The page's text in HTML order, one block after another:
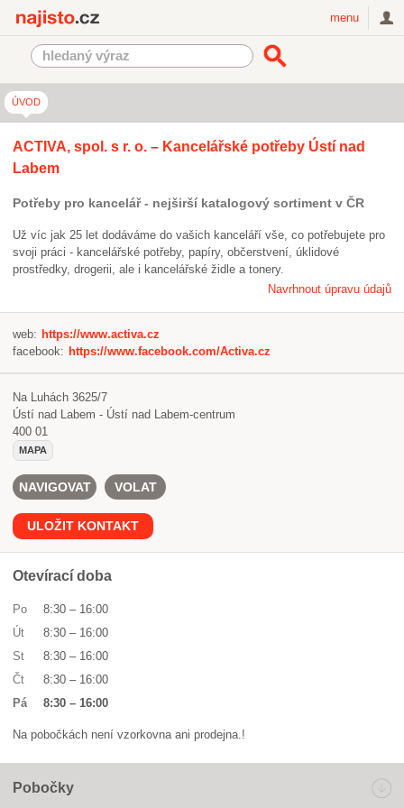
menu
ÚVOD
ACTIVA, spol. s r. o. – Kancelářské potřeby Ústí nad
Labem
Potřeby pro kancelář - nejširší katalogový sortiment v ČR
Už víc jak 25 let dodáváme do vašich kanceláří vše, co potřebujete pro
svoji práci - kancelářské potřeby, papíry, občerstvení, úklidové
prostředky, drogerii, ale i kancelářské židle a tonery.
Navrhnout úpravu údajů
web: https://www.activa.cz
facebook: https://www.facebook.com/Activa.cz
Na Luhách 3625/7
Ústí nad Labem - Ústí nad Labem-centrum
400 01
MAPA
NAVIGOVAT VOLAT
ULOŽIT KONTAKT
Otevírací doba
Po 8:30 – 16:00
Út
8:30 – 16:00
St
8:30 – 16:00
Čt
8:30 – 16:00
Pá
8:30 – 16:00
Na pobočkách není vzorkovna ani prodejna.!
Pobočky